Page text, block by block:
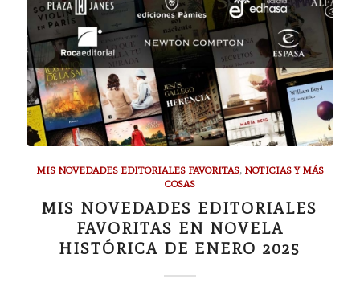
MIS NOVEDADES EDITORIALES FAVORITAS, NOTICIAS Y MÁS
COSAS
MIS NOVEDADES EDITORIALES
FAVORITAS EN NOVELA
HISTÓRICA DE ENERO 2025